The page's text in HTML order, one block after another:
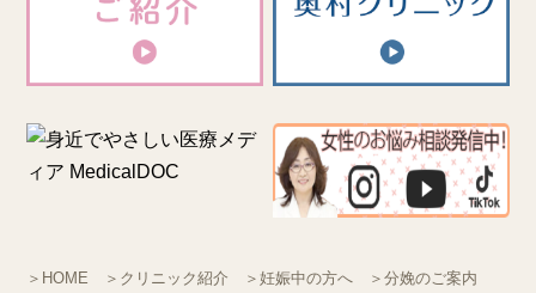
＞HOME ＞クリニック紹介 ＞妊娠中の方へ
＞分娩のご案内